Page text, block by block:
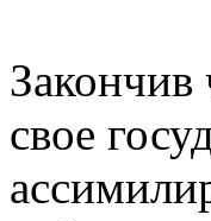
Закончив
свое